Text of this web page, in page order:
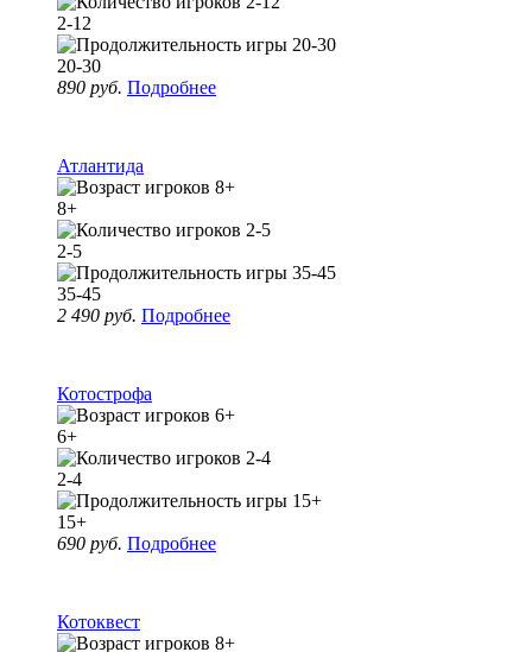
2-12
20-30
890 руб. Подробнее
Атлантида
8+
2-5
35-45
2 490 руб. Подробнее
Котострофа
6+
2-4
15+
690 руб. Подробнее
Котоквест